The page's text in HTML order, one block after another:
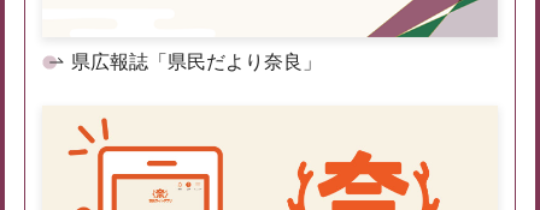
県広報誌「県民だより奈良」